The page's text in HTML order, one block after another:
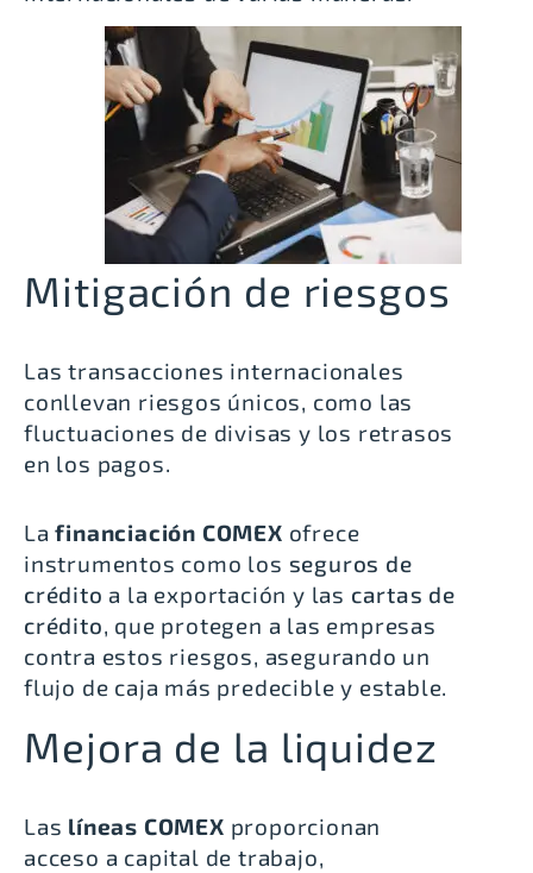
Mitigación de riesgos
Las transacciones internacionales
conllevan riesgos únicos, como las
fluctuaciones de divisas y los retrasos
en los pagos.
Lafinanciación COMEX ofrece
instrumentos como los seguros de
crédito a la exportación y las cartas de
crédito, que protegen a las empresas
contra estos riesgos, asegurando un
flujo de caja más predecible y estable.
Mejora de la liquidez
Las líneas COMEX proporcionan
acceso a capital de trabajo,